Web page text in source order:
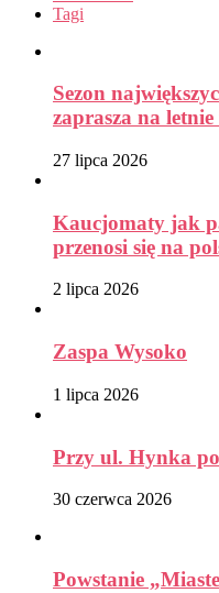
Tagi
Sezon
zaprasza na
27 lipca 2026
Kaucjomaty jak
przenosi się na
2 lipca 2026
Zaspa Wysoko
1 lipca 2026
Przy ul. Hynka
30 czerwca 2026
Powstanie